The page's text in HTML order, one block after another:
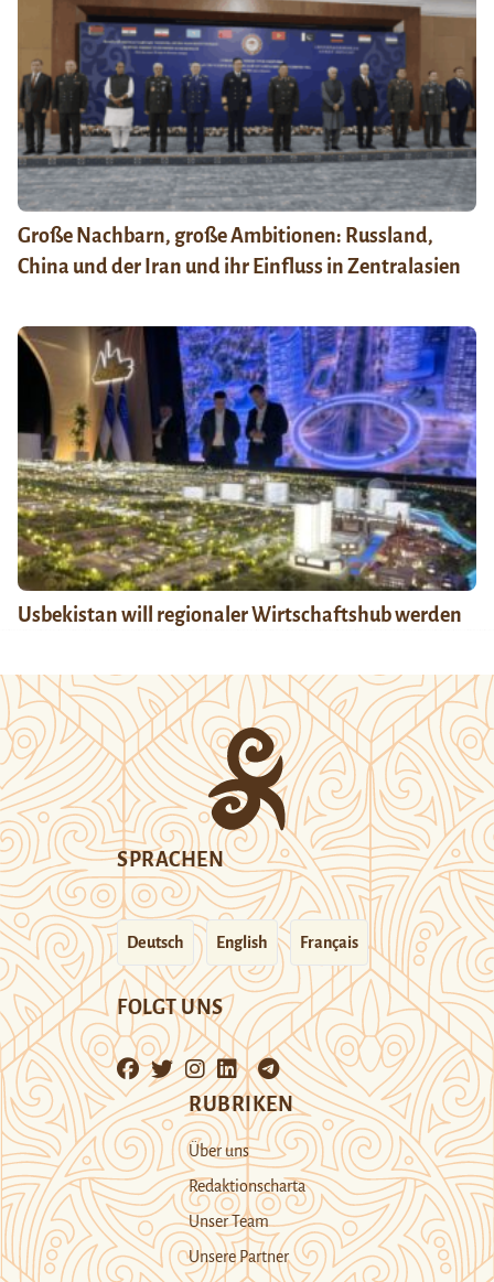
Große Nachbarn, große Ambitionen: Russland,
China und der Iran und ihr Einfluss in Zentralasien
Usbekistan will regionaler Wirtschaftshub werden
SPRACHEN
Deutsch English Français
FOLGT UNS
RUBRIKEN
Über uns
Redaktionscharta
Unser Team
Unsere Partner